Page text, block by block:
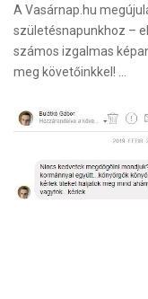
A Vasárnap.hu
születésnapunkhoz –
számos izgalmas
meg követőinkkel! …